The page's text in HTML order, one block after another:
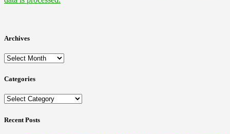
Archives
Archives
Categories
Categories
Recent Posts